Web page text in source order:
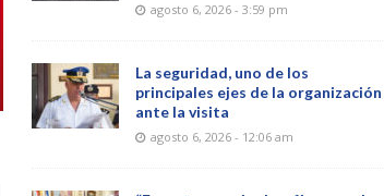
agosto 6, 2026 - 3:59 pm
La seguridad, uno de los
principales ejes de la organización
ante la visita
agosto 6, 2026 - 12:06 am